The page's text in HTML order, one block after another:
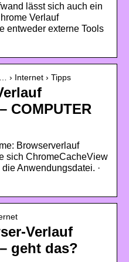
lässt sich auch ein
Verlauf
entweder externe Tools
› Internet › Tipps
COMPUTER
Browserverlauf
sich ChromeCacheView
Anwendungsdatei. ·
Verlauf
geht das?